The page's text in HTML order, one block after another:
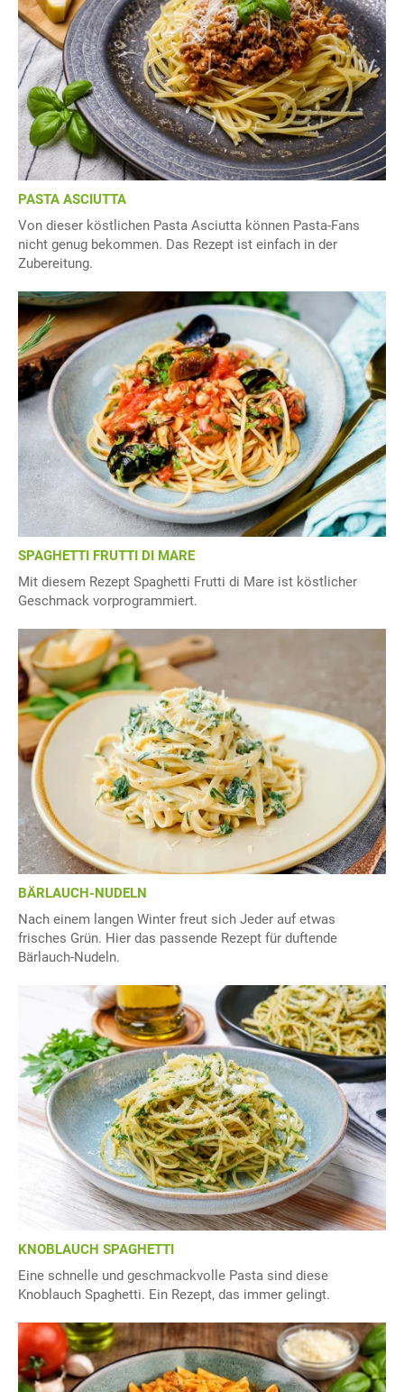
PASTA ASCIUTTA
Von dieser köstlichen Pasta Asciutta können Pasta-Fans
nicht genug bekommen. Das Rezept ist einfach in der
Zubereitung.
SPAGHETTI FRUTTI DI MARE
Mit diesem Rezept Spaghetti Frutti di Mare ist köstlicher
Geschmack vorprogrammiert.
BÄRLAUCH-NUDELN
Nach einem langen Winter freut sich Jeder auf etwas
frisches Grün. Hier das passende Rezept für duftende
Bärlauch-Nudeln.
KNOBLAUCH SPAGHETTI
Eine schnelle und geschmackvolle Pasta sind diese
Knoblauch Spaghetti. Ein Rezept, das immer gelingt.